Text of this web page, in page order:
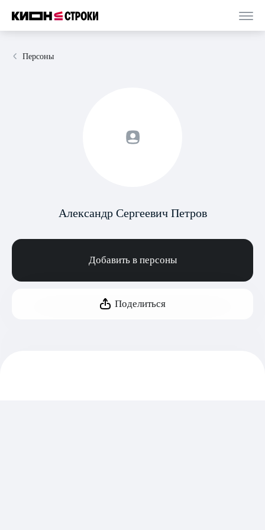
Персоны
Александр Сергеевич Петров
Добавить в персоны
Поделиться